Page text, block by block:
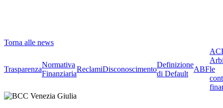
Torna alle news
Trasparenza
Normativa
Finanziaria
ReclamiDisconoscimento
Definizione
di Default
ABFle